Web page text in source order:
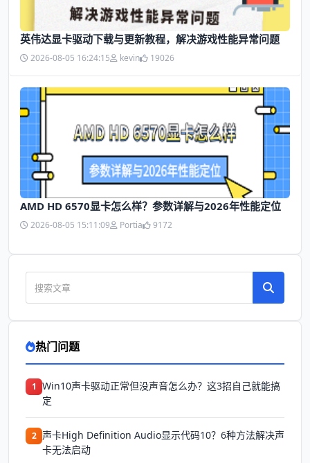
英伟达显卡驱动下载与更新教程，解决游戏性能异常问题
2026-08-05 16:24:15 kevin 19026
AMD HD 6570显卡怎么样？参数详解与2026年性能定位
2026-08-05 15:11:09 Portia 9172
热门问题
1 Win10声卡驱动正常但没声音怎么办？这3招自己就能搞
定
2 声卡High Definition Audio显示代码10？6种方法解决声
卡无法启动